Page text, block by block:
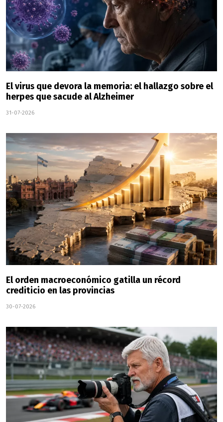
El virus que devora la memoria: el hallazgo sobre el
herpes que sacude al Alzheimer
31-07-2026
El orden macroeconómico gatilla un récord
crediticio en las provincias
30-07-2026